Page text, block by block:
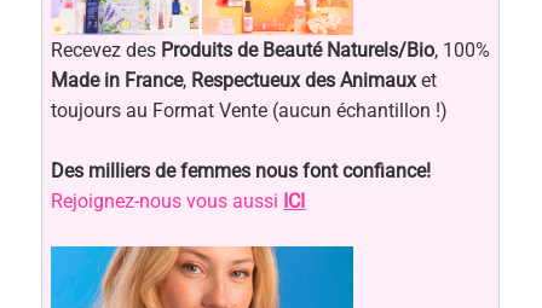
Recevez des Produits de Beauté Naturels/Bio, 100%
Made in France, Respectueux des Animauxet
toujours au Format Vente (aucun échantillon !)
Des milliers de femmes nous font confiance!
Rejoignez-nous vous aussi ICI